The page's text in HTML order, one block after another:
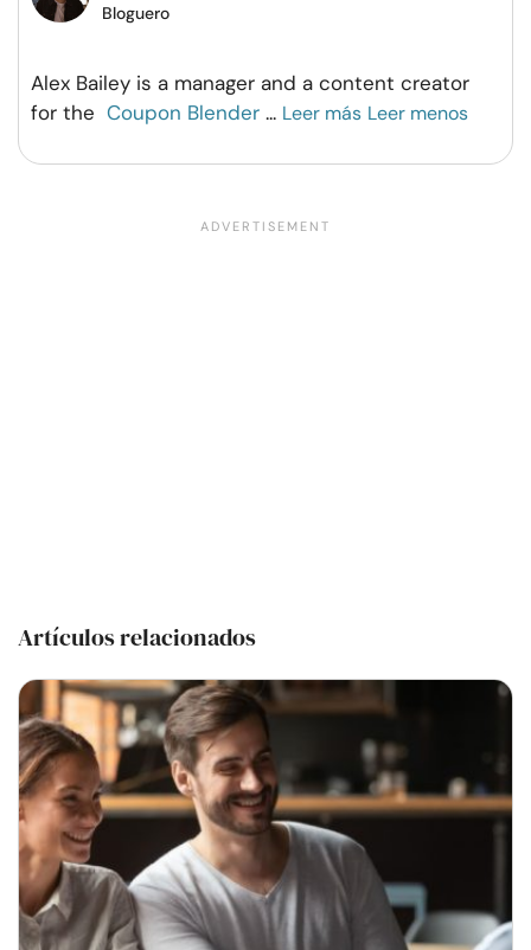
Bloguero
Alex Bailey is a manager and a content creator
for the Coupon Blender ... Leer más Leer menos
Artículos relacionados